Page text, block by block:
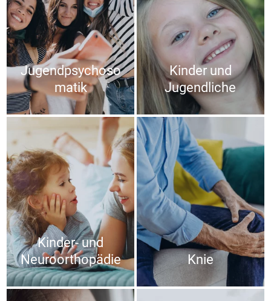
Jugendpsychoso
matik
Kinder und
Jugendliche
Kinder- und
Neuroorthopädie
Knie